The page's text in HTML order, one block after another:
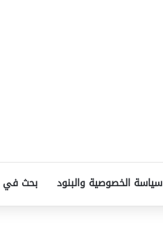
سياسة الخصوصية والبنود بحث في